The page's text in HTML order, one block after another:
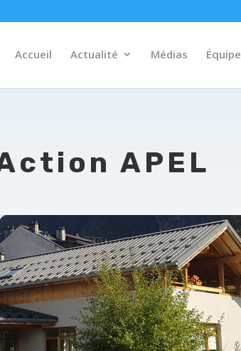
Accueil Actualité Médias Équipe
APEL